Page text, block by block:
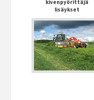
kivenpyörittäjä
lisäykset